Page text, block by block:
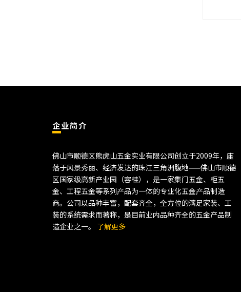
企业简介
佛山市顺德区熊虎山五金实业有限公司创立于2009年，座
落于风景秀丽、经济发达的珠江三角洲腹地——佛山市顺德
区国家级高新产业园（容桂），是一家集门五金、柜五
金、工程五金等系列产品为一体的专业化五金产品制造
商。公司以品种丰富，配套齐全，全方位的满足家装、工
装的系统需求而著称，是目前业内品种齐全的五金产品制
造企业之一。 了解更多